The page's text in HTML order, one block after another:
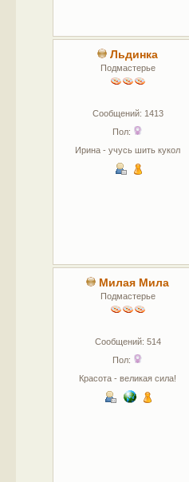
Льдинка
Подмастерье
Сообщений: 1413
Пол:
Ирина - учусь шить кукол
Милая Мила
Подмастерье
Сообщений: 514
Пол:
Красота - великая сила!